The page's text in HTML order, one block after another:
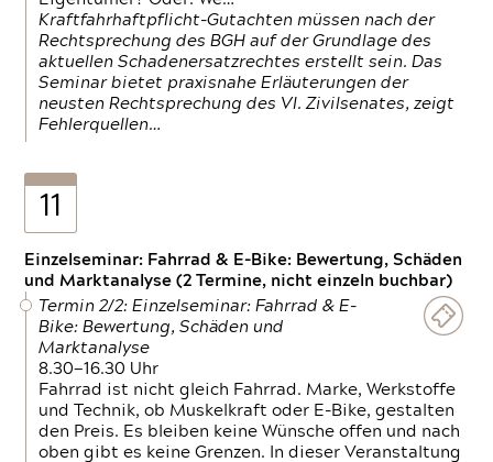
Kraftfahrhaftpflicht-Gutachten müssen nach der
Rechtsprechung des BGH auf der Grundlage des
aktuellen Schadenersatzrechtes erstellt sein. Das
Seminar bietet praxisnahe Erläuterungen der
neusten Rechtsprechung des VI. Zivilsenates, zeigt
Fehlerquellen…
11
Einzelseminar: Fahrrad & E-Bike: Bewertung, Schäden
und Marktanalyse (2 Termine, nicht einzeln buchbar)
Termin 2/2: Einzelseminar: Fahrrad & E-
Bike: Bewertung, Schäden und
Marktanalyse
8.30—16.30 Uhr
Fahrrad ist nicht gleich Fahrrad. Marke, Werkstoffe
und Technik, ob Muskelkraft oder E-Bike, gestalten
den Preis. Es bleiben keine Wünsche offen und nach
oben gibt es keine Grenzen. In dieser Veranstaltung